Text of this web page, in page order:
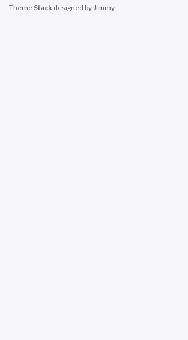
Theme Stack designed byJimmy